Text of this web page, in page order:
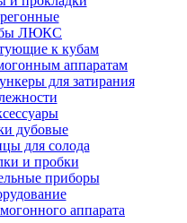
ЛЮКС
к кубам
аппаратам
для затирания
дубовые
для солода
и пробки
приборы
аппарата